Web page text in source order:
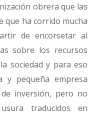
obrera que las
que ha corrido mucha
de encorsetar al
sobre los recursos
sociedad y para eso
y pequeña empresa
inversión, pero no
traducidos en